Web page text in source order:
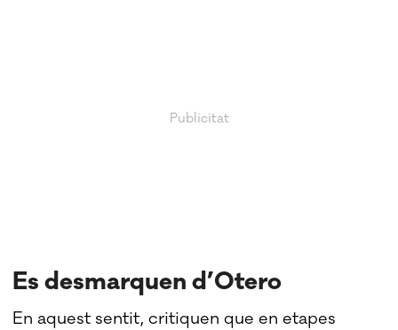
Es desmarquen d’Otero
En aquest sentit, critiquen que en etapes